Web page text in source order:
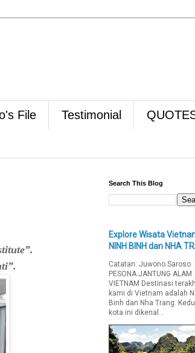
File Testimonial
Search This Blog
Explore Wisata
NINH BINH dan NHA
Catatan: Juwono Saroso
PESONA JANTUNG ALAM
VIETNAM Destinasi
kami di Vietnam adalah
Binh dan Nha Trang.
kota ini dikenal...